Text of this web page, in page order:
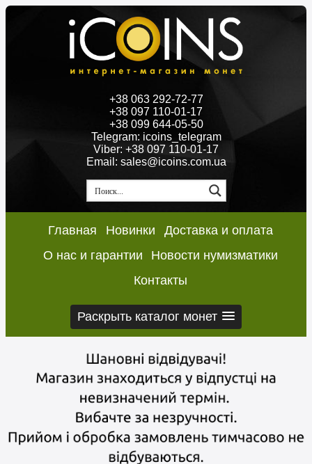
+38 063 292-72-77
+38 097 110-01-17
+38 099 644-05-50
Telegram: icoins_telegram
Viber: +38 097 110-01-17
Email: sales@icoins.com.ua
Главная Новинки
Доставка и оплата
О нас и гарантии
Новости нумизматики
Контакты
Раскрыть каталог монет